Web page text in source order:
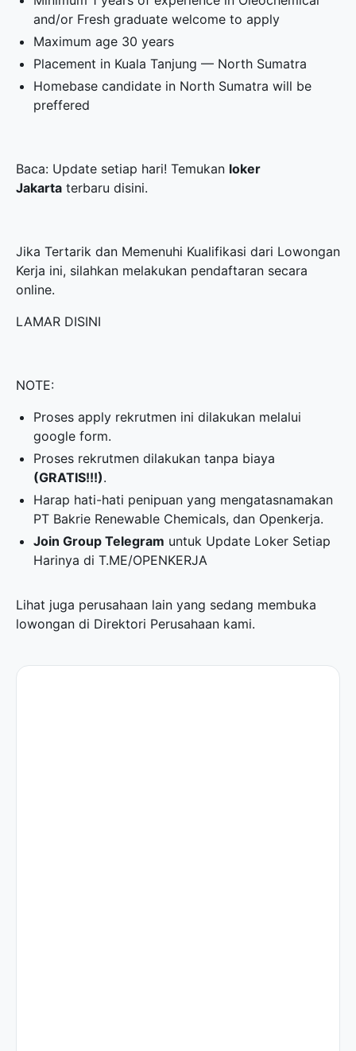
and/or Fresh graduate welcome to apply
Maximum age 30 years
Placement in Kuala Tanjung — North Sumatra
Homebase candidate in North Sumatra will be
preffered
Baca: Update setiap hari! Temukan loker
Jakarta terbaru disini.
Jika Tertarik dan Memenuhi Kualifikasi dari Lowongan
Kerja ini, silahkan melakukan pendaftaran secara
online.
LAMAR DISINI
NOTE:
Proses apply rekrutmen ini dilakukan melalui
google form.
Proses rekrutmen dilakukan tanpa biaya
(GRATIS!!!).
Harap hati-hati penipuan yang mengatasnamakan
PT Bakrie Renewable Chemicals, dan Openkerja.
Join Group Telegram untuk Update Loker Setiap
Harinya diT.ME/OPENKERJA
Lihat juga perusahaan lain yang sedang membuka
lowongan di Direktori Perusahaan kami.